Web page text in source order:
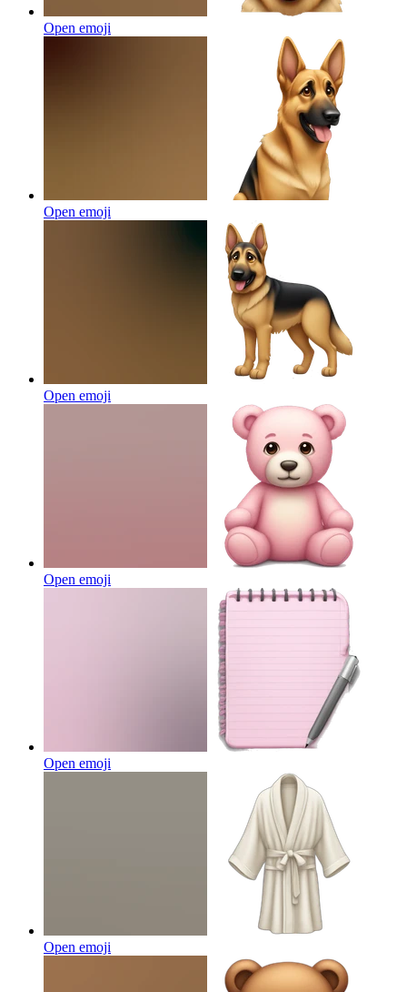
Open emoji
Open emoji
Open emoji
Open emoji
Open emoji
Open emoji